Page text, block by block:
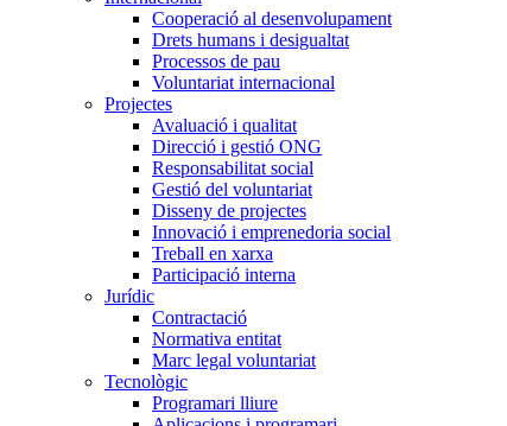
Cooperació al desenvolupament
Drets humans i desigualtat
Processos de pau
Voluntariat internacional
Projectes
Avaluació i qualitat
Direcció i gestió ONG
Responsabilitat social
Gestió del voluntariat
Disseny de projectes
Innovació i emprenedoria social
Treball en xarxa
Participació interna
Jurídic
Contractació
Normativa entitat
Marc legal voluntariat
Tecnològic
Programari lliure